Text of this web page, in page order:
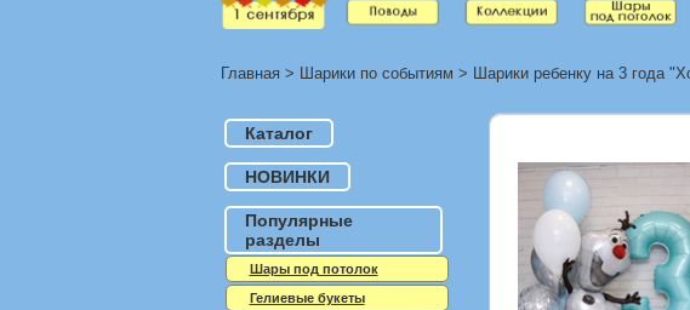
Главная > Шарики по событиям > Шарики ребенку на 3 года
Каталог
НОВИНКИ
Популярные
разделы
Шары под потолок
Гелиевые букеты